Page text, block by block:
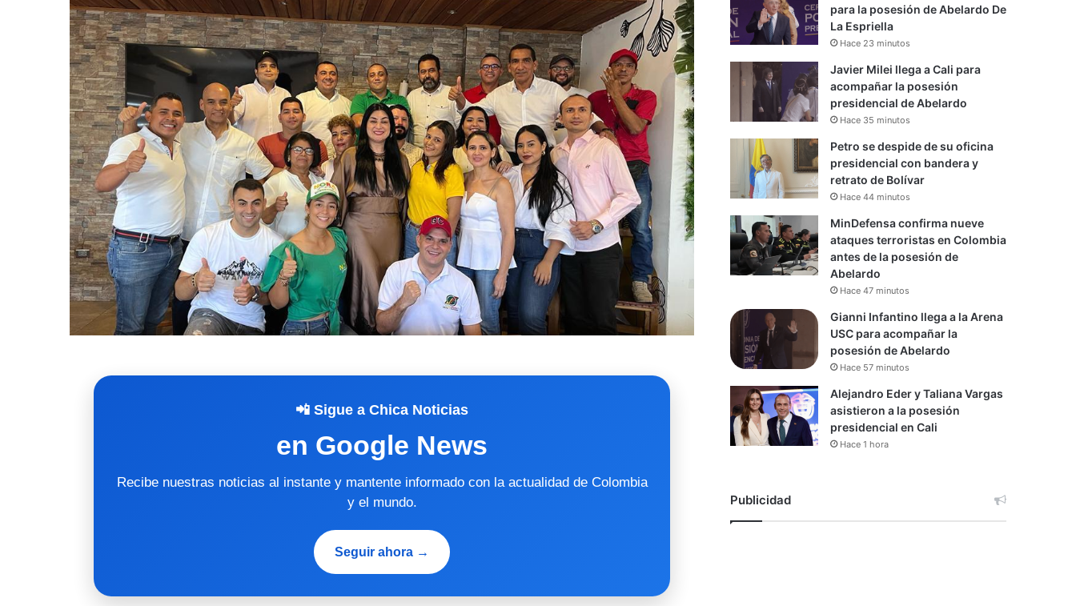
📲 Sigue a Chica Noticias
en Google News
Recibe nuestras noticias al instante y mantente informado con la actualidad de Colombia
y el mundo.
Seguir ahora →
para la posesión de Abelardo De
La Espriella
Hace 23 minutos
Javier Milei llega a Cali para
acompañar la posesión
presidencial de Abelardo
Hace 35 minutos
Petro se despide de su oficina
presidencial con bandera y
retrato de Bolívar
Hace 44 minutos
MinDefensa confirma nueve
ataques terroristas en Colombia
antes de la posesión de
Abelardo
Hace 47 minutos
Gianni Infantino llega a la Arena
USC para acompañar la
posesión de Abelardo
Hace 57 minutos
Alejandro Eder y Taliana Vargas
asistieron a la posesión
presidencial en Cali
Hace 1 hora
Publicidad